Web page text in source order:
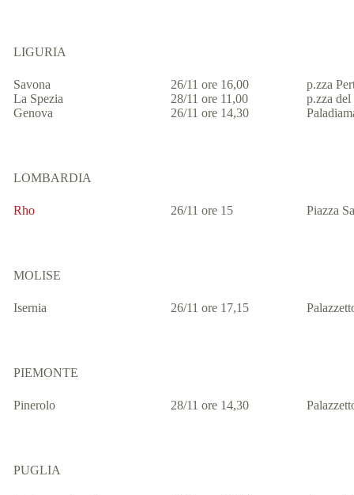
LIGURIA
Savona
La Spezia
Genova
26/11 ore 16,00
28/11 ore 11,00
26/11 ore 14,30
p.zza
p.zza
LOMBARDIA
Rho 26/11 ore 15 Piazza
MOLISE
Isernia 26/11 ore 17,15
PIEMONTE
Pinerolo 28/11 ore 14,30
PUGLIA